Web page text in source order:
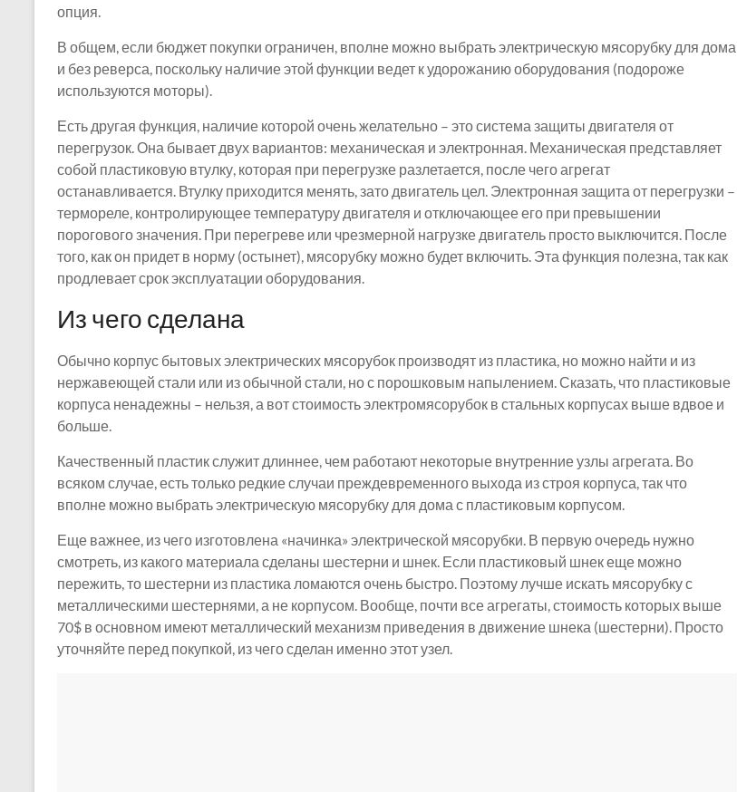
опция.
В общем, если бюджет покупки ограничен, вполне можно выбрать электрическую мясорубку для дома
и без реверса, поскольку наличие этой функции ведет к удорожанию оборудования (подороже
используются моторы).
Есть другая функция, наличие которой очень желательно – это система защиты двигателя от
перегрузок. Она бывает двух вариантов: механическая и электронная. Механическая представляет
собой пластиковую втулку, которая при перегрузке разлетается, после чего агрегат
останавливается. Втулку приходится менять, зато двигатель цел. Электронная защита от перегрузки –
термореле, контролирующее температуру двигателя и отключающее его при превышении
порогового значения. При перегреве или чрезмерной нагрузке двигатель просто выключится. После
того, как он придет в норму (остынет), мясорубку можно будет включить. Эта функция полезна, так как
продлевает срок эксплуатации оборудования.
Из чего сделана
Обычно корпус бытовых электрических мясорубок производят из пластика, но можно найти и из
нержавеющей стали или из обычной стали, но с порошковым напылением. Сказать, что пластиковые
корпуса ненадежны – нельзя, а вот стоимость электромясорубок в стальных корпусах выше вдвое и
больше.
Качественный пластик служит длиннее, чем работают некоторые внутренние узлы агрегата. Во
всяком случае, есть только редкие случаи преждевременного выхода из строя корпуса, так что
вполне можно выбрать электрическую мясорубку для дома с пластиковым корпусом.
Еще важнее, из чего изготовлена ​​«начинка» электрической мясорубки. В первую очередь нужно
смотреть, из какого материала сделаны шестерни и шнек. Если пластиковый шнек еще можно
пережить, то шестерни из пластика ломаются очень быстро. Поэтому лучше искать мясорубку с
металлическими шестернями, а не корпусом. Вообще, почти все агрегаты, стоимость которых выше
70$ в основном имеют металлический механизм приведения в движение шнека (шестерни). Просто
уточняйте перед покупкой, из чего сделан именно этот узел.